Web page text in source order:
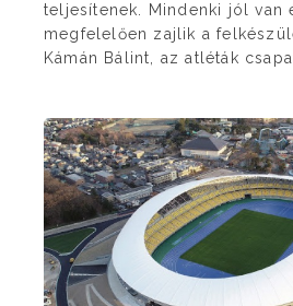
teljesítenek. Mindenki jól van
megfelelően zajlik a
Kámán Bálint, az atléták